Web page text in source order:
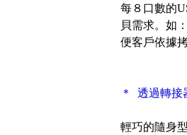
每８口數的
貝需求。如
便客戶依據
＊ 透過轉接
輕巧的隨身